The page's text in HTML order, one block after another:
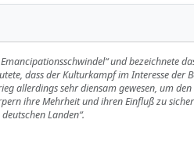
und bezeichnete
dass der Kulturkampf im Interesse der
allerdings sehr diensam gewesen, um
ihre Mehrheit und ihren Einfluß zu
Landen“.